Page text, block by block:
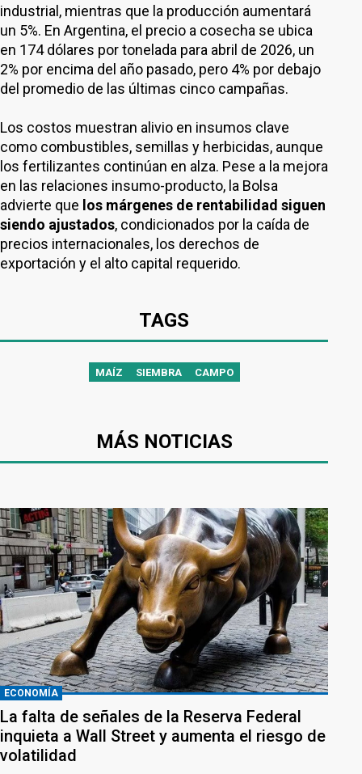
industrial, mientras que la producción aumentará
un 5%. En Argentina, el precio a cosecha se ubica
en 174 dólares por tonelada para abril de 2026, un
2% por encima del año pasado, pero 4% por debajo
del promedio de las últimas cinco campañas.
Los costos muestran alivio en insumos clave
como combustibles, semillas y herbicidas, aunque
los fertilizantes continúan en alza. Pese a la mejora
en las relaciones insumo-producto, la Bolsa
advierte que los márgenes de rentabilidad siguen
siendo ajustados, condicionados por la caída de
precios internacionales, los derechos de
exportación y el alto capital requerido.
TAGS
MAÍZ SIEMBRA CAMPO
MÁS NOTICIAS
ECONOMÍA
La falta de señales de la Reserva Federal
inquieta a Wall Street y aumenta el riesgo de
volatilidad